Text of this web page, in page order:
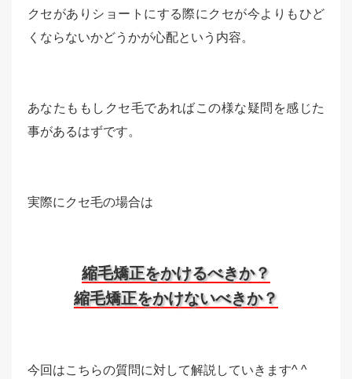
クセがありショートにする際にクセが今よりもひど
くならないかどうかが心配という内容。
あなたももしクセ毛であればこの様な疑問を感じた
事があるはずです。
実際にクセ毛の場合は
縮毛矯正をかけるべきか？
縮毛矯正をかけないべきか？
今回はこちらの質問に対して解説していきます^ ^